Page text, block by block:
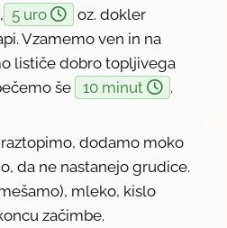
5 uro
oz. dokler
Vzamemo ven in na
lističe dobro topljivega
še
10 minut .
dodamo moko
da ne nastanejo grudice.
mleko, kislo
začimbe.